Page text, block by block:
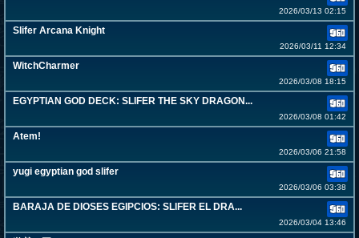
2026/03/13 02:15
Slifer Arcana Knight
2026/03/11 12:34
WitchCharmer
2026/03/08 18:15
EGYPTIAN GOD DECK: SLIFER THE SKY DRAGON...
2026/03/08 01:42
Atem!
2026/03/06 21:58
yugi egyptian god slifer
2026/03/06 03:38
BARAJA DE DIOSES EGIPCIOS: SLIFER EL DRA...
2026/03/04 13:46